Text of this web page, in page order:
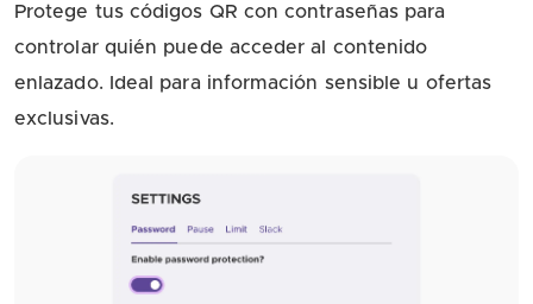
Protege tus códigos QR con contraseñas para
controlar quién puede acceder al contenido
enlazado. Ideal para información sensible u ofertas
exclusivas.